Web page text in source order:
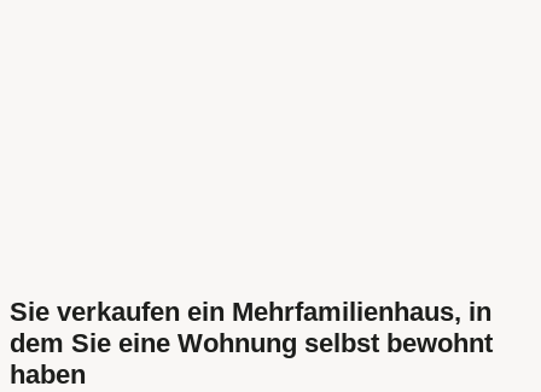
Sie verkaufen ein Mehrfamilienhaus, in
dem Sie eine Wohnung selbst bewohnt
haben